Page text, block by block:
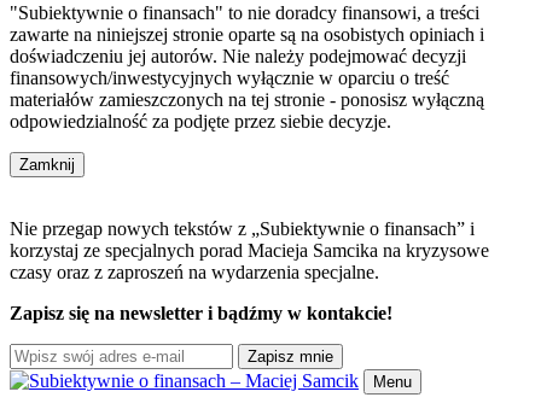
"Subiektywnie o finansach" to nie doradcy finansowi, a treści
zawarte na niniejszej stronie oparte są na osobistych opiniach i
doświadczeniu jej autorów. Nie należy podejmować decyzji
finansowych/inwestycyjnych wyłącznie w oparciu o treść
materiałów zamieszczonych na tej stronie - ponosisz wyłączną
odpowiedzialność za podjęte przez siebie decyzje.
Zamknij
Nie przegap nowych tekstów z „Subiektywnie o finansach” i
korzystaj ze specjalnych porad Macieja Samcika na kryzysowe
czasy oraz z zaproszeń na wydarzenia specjalne.
Zapisz się na newsletter i bądźmy w kontakcie!
Zapisz mnie
Menu